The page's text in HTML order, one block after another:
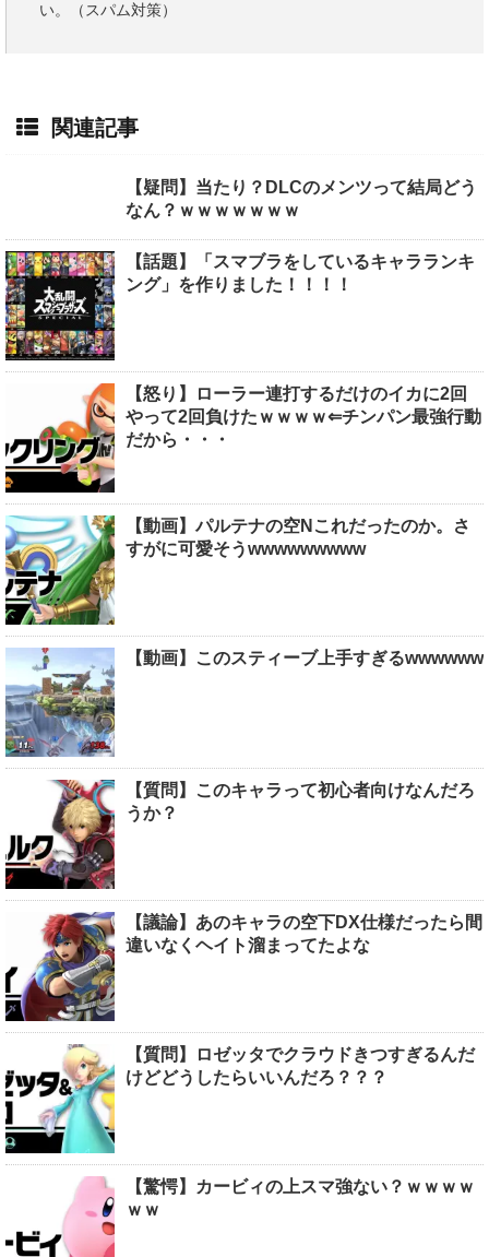
い。（スパム対策）
関連記事
【疑問】当たり？DLCのメンツって結局どう
なん？ｗｗｗｗｗｗｗ
【話題】「スマブラをしているキャラランキ
ング」を作りました！！！！
【怒り】ローラー連打するだけのイカに2回
やって2回負けたｗｗｗｗ⇐チンパン最強行動
だから・・・
【動画】パルテナの空Nこれだったのか。さ
すがに可愛そうwwwwwwwww
【動画】このスティーブ上手すぎるwwwwww
【質問】このキャラって初心者向けなんだろ
うか？
【議論】あのキャラの空下DX仕様だったら間
違いなくヘイト溜まってたよな
【質問】ロゼッタでクラウドきつすぎるんだ
けどどうしたらいいんだろ？？？
【驚愕】カービィの上スマ強ない？ｗｗｗｗ
ｗｗ